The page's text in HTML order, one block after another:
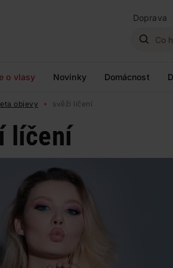
Doprava
o vlasy Novinky Domácnost
objevy svěží líčení
líčení